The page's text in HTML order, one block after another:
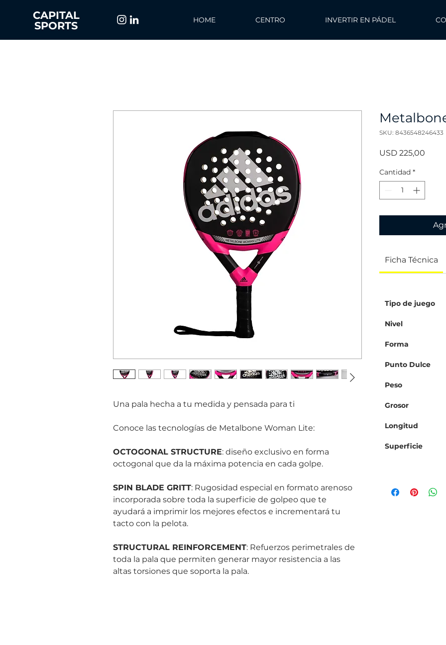
CAPITAL
SPORTS
HOME CENTRO INVERTIR EN PÁDEL
Una pala hecha a tu medida y pensada para ti
Conoce las tecnologías de Metalbone Woman Lite:
OCTOGONAL STRUCTURE: diseño exclusivo en forma
octogonal que da la máxima potencia en cada golpe.
SPIN BLADE GRITT: Rugosidad especial en formato arenoso
incorporada sobre toda la superficie de golpeo que te
ayudará a imprimir los mejores efectos e incrementará tu
tacto con la pelota.
STRUCTURAL REINFORCEMENT: Refuerzos perimetrales de
toda la pala que permiten generar mayor resistencia a las
altas torsiones que soporta la pala.
SKU: 8436548246433
USD 225,00
Cantidad *
Ficha Técnica
Tipo de juego
Nivel
Forma
Punto Dulce
Peso
Grosor
Longitud
Superficie